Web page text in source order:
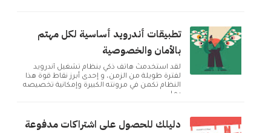
تطبيقات أندرويد أساسية لكل مهتم
بالأمان والخصوصية
لقد استخدمتُ هاتف ذكي بنظام تشغيل أندرويد
لفترة طويلة من الزمن، و إحدى أبرز نقاط قوة هذا
النظام تكمن في مرونته الكبيرة وإمكانية تخصيصه
بما ...
دليلك للحصول على اشتراكات مدفوعة